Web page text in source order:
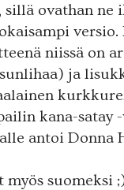
sillä ovathan
versio.
niissä on
ja
kana-
antoi Donna
myös suomeksi